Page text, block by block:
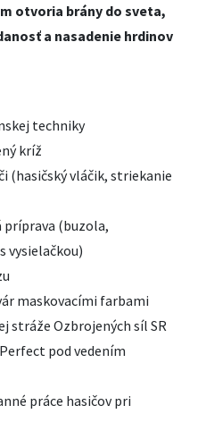
otvoria brány do sveta,
a nasadenie hrdinov
techniky
kríž
(hasičský vláčik, striekanie
príprava (buzola,
vysielačkou)
maskovacími farbami
stráže Ozbrojených síl SR
pod vedením
práce hasičov pri